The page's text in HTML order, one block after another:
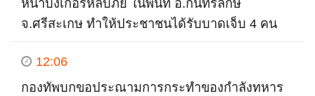
หน้าบังเกอร์หลบภัย ในพื้นที่ อ.กันทรลักษ์
จ.ศรีสะเกษ ทำให้ประชาชนได้รับบาดเจ็บ 4 คน
12:06
กองทัพบกขอประณามการกระทำของกำลังทหาร